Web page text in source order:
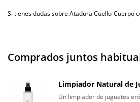
Si tienes dudas sobre Atadura Cuello-Cuerpo
Comprados juntos
Limpiador Natural de
Un limpiador de juguetes